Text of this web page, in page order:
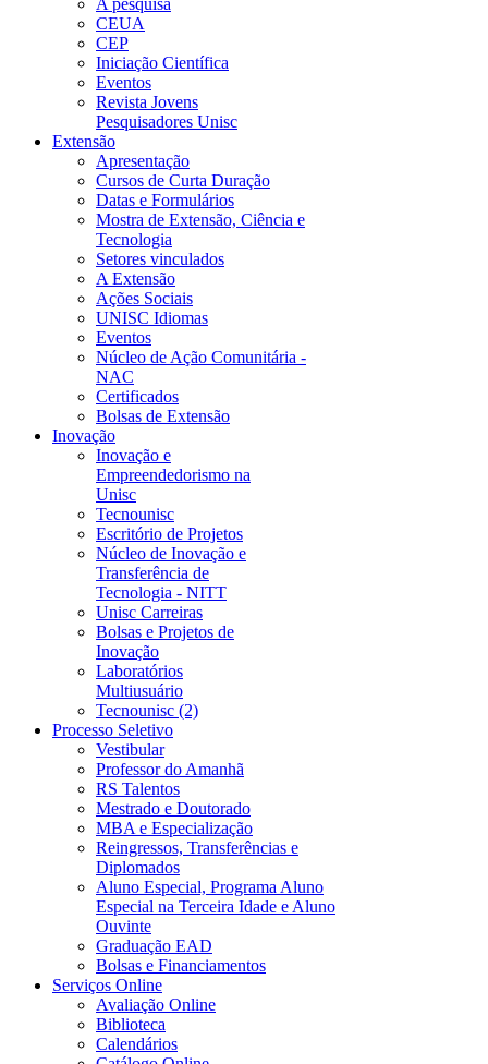
A pesquisa
CEUA
CEP
Iniciação Científica
Eventos
Revista Jovens
Pesquisadores Unisc
Extensão
Apresentação
Cursos de Curta Duração
Datas e Formulários
Mostra de Extensão, Ciência e
Tecnologia
Setores vinculados
A Extensão
Ações Sociais
UNISC Idiomas
Eventos
Núcleo de Ação Comunitária -
NAC
Certificados
Bolsas de Extensão
Inovação
Inovação e
Empreendedorismo na
Unisc
Tecnounisc
Escritório de Projetos
Núcleo de Inovação e
Transferência de
Tecnologia - NITT
Unisc Carreiras
Bolsas e Projetos de
Inovação
Laboratórios
Multiusuário
Tecnounisc (2)
Processo Seletivo
Vestibular
Professor do Amanhã
RS Talentos
Mestrado e Doutorado
MBA e Especialização
Reingressos, Transferências e
Diplomados
Aluno Especial, Programa Aluno
Especial na Terceira Idade e Aluno
Ouvinte
Graduação EAD
Bolsas e Financiamentos
Serviços Online
Avaliação Online
Biblioteca
Calendários